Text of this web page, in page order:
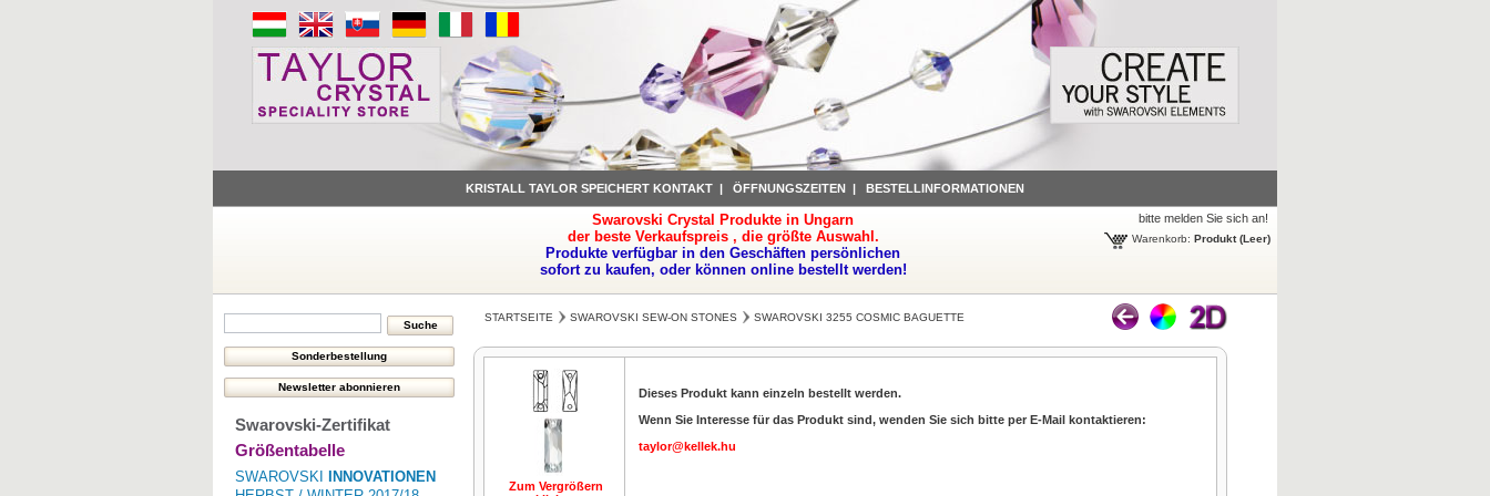
KRISTALL TAYLOR SPEICHERT KONTAKT | ÖFFNUNGSZEITEN | BESTELLINFORMATIONEN
Swarovski Crystal Produkte in Ungarn
der beste Verkaufspreis , die größte Auswahl.
Produkte verfügbar in den Geschäften persönlichen
sofort zu kaufen, oder können online bestellt werden!
bitte melden Sie sich an!
Warenkorb: Produkt (Leer)
Swarovski-Zertifikat
Größentabelle
SWAROVSKI
INNOVATIONEN
STARTSEITE SWAROVSKI SEW-ON STONES SWAROVSKI 3255 COSMIC BAGUETTE
Zum Vergrößern
Dieses Produkt kann einzeln bestellt werden.
Wenn Sie Interesse für das Produkt sind, wenden Sie sich bitte per E-Mail kontaktieren:
taylor@kellek.hu